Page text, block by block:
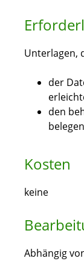
Unterlagen,
der
den
Kosten
keine
Abhängig